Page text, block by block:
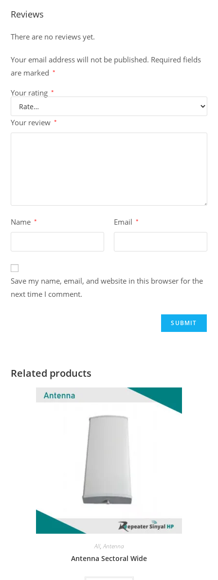
Reviews
There are no reviews yet.
Your email address will not be published. Required fields
are marked
*
Your rating *
Your review *
Name * Email *
Save my name, email, and website in this browser for the
next time I comment.
Related products
All,Antenna
Antenna Sectoral Wide